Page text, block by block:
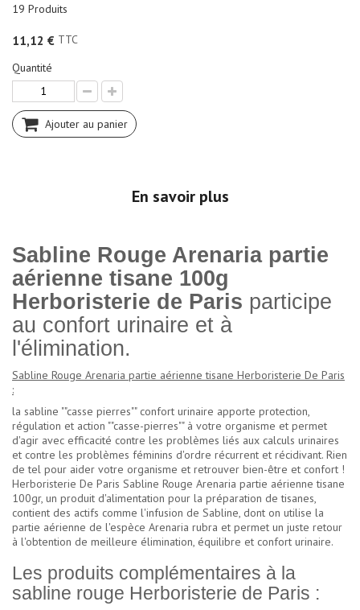
19 Produits
11,12 € TTC
Quantité
Ajouter au panier
En savoir plus
Sabline Rouge Arenaria partie
aérienne tisane 100g
Herboristerie de Paris participe
au confort urinaire et à
l'élimination.
Sabline Rouge Arenaria partie aérienne tisane Herboristerie De Paris
:
la sabline ""casse pierres"" confort urinaire apporte protection,
régulation et action ""casse-pierres"" à votre organisme et permet
d'agir avec efficacité contre les problèmes liés aux calculs urinaires
et contre les problèmes féminins d'ordre récurrent et récidivant. Rien
de tel pour aider votre organisme et retrouver bien-être et confort !
Herboristerie De Paris Sabline Rouge Arenaria partie aérienne tisane
100gr, un produit d'alimentation pour la préparation de tisanes,
contient des actifs comme l'infusion de Sabline, dont on utilise la
partie aérienne de l'espèce Arenaria rubra et permet un juste retour
à l'obtention de meilleure élimination, équilibre et confort urinaire.
Les produits complémentaires à la
sabline rouge Herboristerie de Paris :